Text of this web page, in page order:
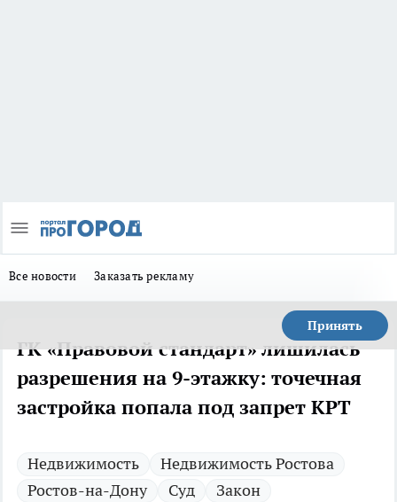
Все новости Заказать рекламу
Принять
ГК «Правовой стандарт» лишилась
разрешения на 9-этажку: точечная
застройка попала под запрет КРТ
Недвижимость
Недвижимость Ростова
Ростов-на-Дону
Суд Закон